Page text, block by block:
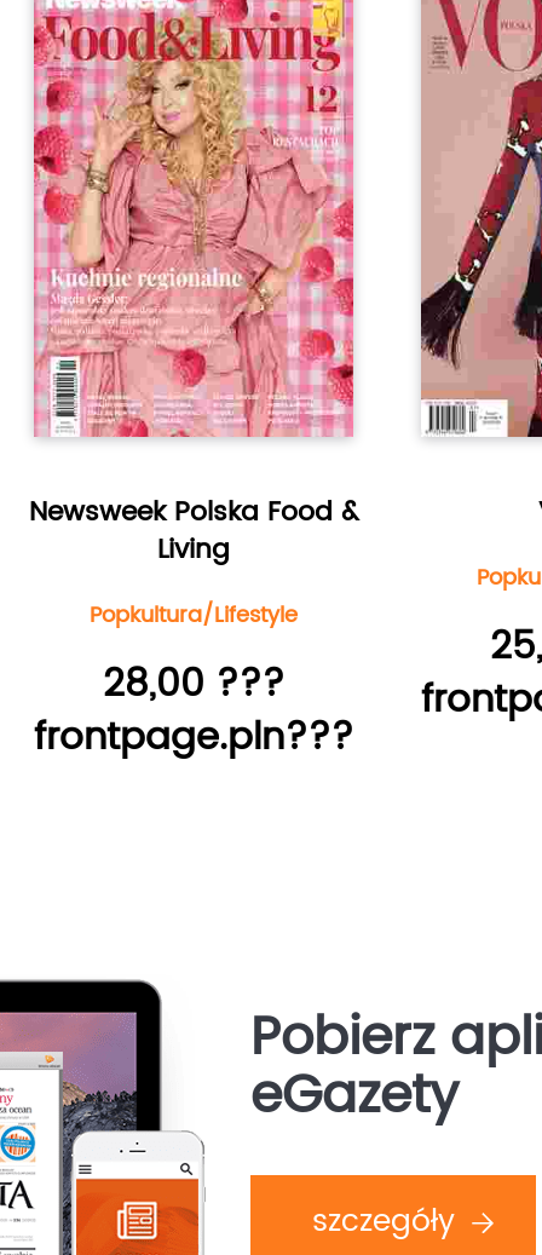
Newsweek Polska Food &
Living
Popkultura/Lifestyle
28,00 ???
frontpage.pln???
Pobierz
eGazety
szczegóły